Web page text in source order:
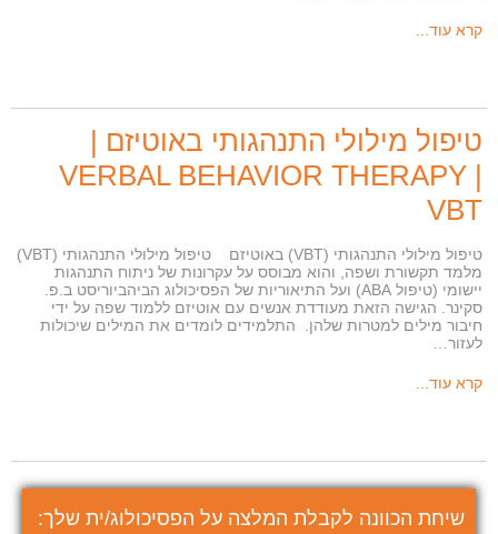
קרא עוד...
טיפול מילולי התנהגותי באוטיזם |
VERBAL BEHAVIOR THERAPY |
VBT
טיפול מילולי התנהגותי (VBT) באוטיזם טיפול מילולי התנהגותי (VBT)
מלמד תקשורת ושפה, והוא מבוסס על עקרונות של ניתוח התנהגות
יישומי (טיפול ABA) ועל התיאוריות של הפסיכולוג הביהביוריסט ב.פ.
סקינר. הגישה הזאת מעודדת אנשים עם אוטיזם ללמוד שפה על ידי
חיבור מילים למטרות שלהן. התלמידים לומדים את המילים שיכולות
לעזור…
קרא עוד...
שיחת הכוונה לקבלת המלצה על הפסיכולוג/ית שלך: